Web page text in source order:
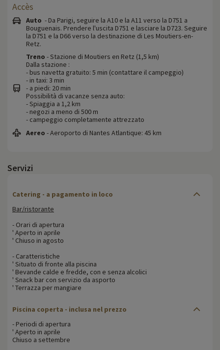
Accès
Auto - Da Parigi, seguire la A10 e la A11 verso la D751 a
Bouguenais. Prendere l'uscita D751 e lasciare la D723. Seguire
la D751 e la D66 verso la destinazione di Les Moutiers-en-
Retz.
Treno - Stazione di Moutiers en Retz (1,5 km)
Dalla stazione :
- bus navetta gratuito: 5 min (contattare il campeggio)
- in taxi: 3 min
- a piedi: 20 min
Possibilità di vacanze senza auto:
- Spiaggia a 1,2 km
- negozi a meno di 500 m
- campeggio completamente attrezzato
Aereo - Aeroporto di Nantes Atlantique: 45 km
Servizi
Catering - a pagamento in loco
Bar/ristorante
- Orari di apertura
' Aperto in aprile
' Chiuso in agosto
- Caratteristiche
' Situato di fronte alla piscina
' Bevande calde e fredde, con e senza alcolici
' Snack bar con servizio da asporto
' Terrazza per mangiare
Piscina coperta - inclusa nel prezzo
- Periodi di apertura
' Aperto in aprile
Chiuso a settembre